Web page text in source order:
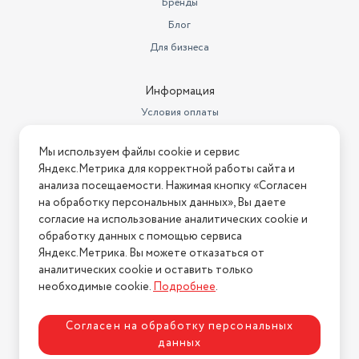
HDMI x 3, USB х 2, антенный, CI,
LAN, оптический, выход на
наушники
черный
Беспроводные интерфейсы
Wi-Fi
Угол обзора
178
Диагональ
65
Разрешение HD
3840x2160 4K
Частота смены кадров (Гц)
60
Частота обновления
Коммуникации и мультимедиа
LAN
Длина товара в упаковке, в
1.85
Блог
Для бизнеса
Информация
Условия оплаты
Условия возврата
Нашли ошибку на сайте? Напишите нам
2026 © Интернет-магазин "АстМаркет". У нас есть всё!
Политика конфиденциальности
Мы используем файлы cookie и сервис
Яндекс.Метрика для корректной работы сайта и
анализа посещаемости. Нажимая кнопку «Согласен
на обработку персональных данных», Вы даете
согласие на использование аналитических cookie и
обработку данных с помощью сервиса
Яндекс.Метрика. Вы можете отказаться от
аналитических cookie и оставить только
необходимые cookie.Подробнее.
Согласен на обработку персональных
данных